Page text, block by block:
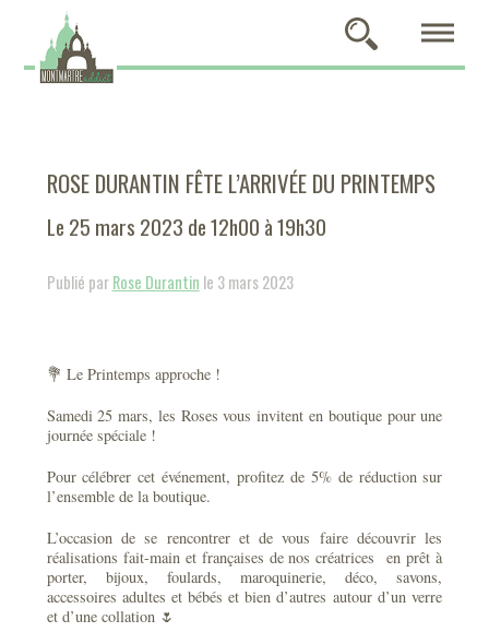
ROSE DURANTIN FÊTE L’ARRIVÉE DU PRINTEMPS
Le 25 mars 2023 de 12h00 à 19h30
Publié parRose Durantin le 3 mars 2023
💐 Le Printemps approche !
Samedi 25 mars, les Roses vous invitent en boutique pour une
journée spéciale !
Pour célébrer cet événement, profitez de 5% de réduction sur
l’ensemble de la boutique.
L’occasion de se rencontrer et de vous faire découvrir les
réalisations fait-main et françaises de nos créatrices en prêt à
porter, bijoux, foulards, maroquinerie, déco, savons,
accessoires adultes et bébés et bien d’autres autour d’un verre
et d’une collation 🌷